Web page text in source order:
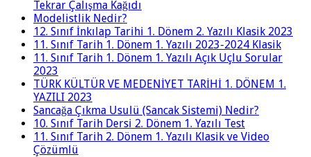
Tekrar Çalışma Kağıdı
Modelistlik Nedir?
12. Sınıf İnkılap Tarihi 1. Dönem 2. Yazılı Klasik 2023
11. Sınıf Tarih 1. Dönem 1. Yazılı 2023-2024 Klasik
11. Sınıf Tarih 1. Dönem 1. Yazılı Açık Uçlu Sorular
2023
TÜRK KÜLTÜR VE MEDENİYET TARİHİ 1. DÖNEM 1.
YAZILI 2023
Sancağa Çıkma Usulü (Sancak Sistemi) Nedir?
10. Sınıf Tarih Dersi 2. Dönem 1. Yazılı Test
11. Sınıf Tarih 2. Dönem 1. Yazılı Klasik ve Video
Çözümlü